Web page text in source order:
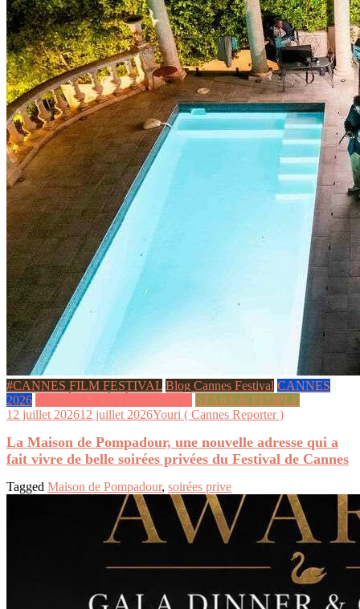
#CANNES FILM FESTIVAL Blog Cannes Festival CANNES
2026 SOIRÉES & ÉVÉNEMENTS STARS & PEOPLE
12 juillet 202612 juillet 2026Youri ( Cannes Reporter )
La Maison de Pompadour, une nouvelle adresse qui a
fait vivre de belle soirées privées du Festival de Cannes
Tagged Maison de Pompadour, soirées prive